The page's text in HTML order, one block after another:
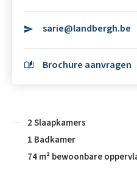
sarie@landbergh.be
Brochure aanvragen
2 Slaapkamers
1 Badkamer
74 m² bewoonbare